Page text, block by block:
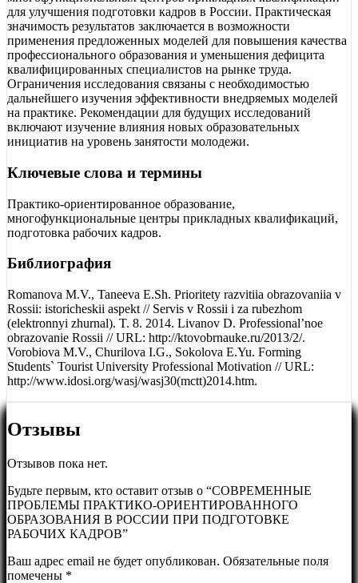
для улучшения подготовки кадров в России. Практическая
значимость результатов заключается в возможности
применения предложенных моделей для повышения качества
профессионального образования и уменьшения дефицита
квалифицированных специалистов на рынке труда.
Ограничения исследования связаны с необходимостью
дальнейшего изучения эффективности внедряемых моделей
на практике. Рекомендации для будущих исследований
включают изучение влияния новых образовательных
инициатив на уровень занятости молодежи.
Ключевые слова и термины
Практико-ориентированное образование,
многофункциональные центры прикладных квалификаций,
подготовка рабочих кадров.
Библиография
Romanova M.V., Taneeva E.Sh. Prioritety razvitiia obrazovaniia v
Rossii: istoricheskii aspekt // Servis v Rossii i za rubezhom
(elektronnyi zhurnal). T. 8. 2014. Livanov D. Professional’noe
obrazovanie Rossii // URL: http://ktovobrnauke.ru/2013/2/.
Vorobiova M.V., Churilova I.G., Sokolova E.Yu. Forming
Students` Tourist University Professional Motivation // URL:
http://www.idosi.org/wasj/wasj30(mctt)2014.htm.
Отзывы
Отзывов пока нет.
Будьте первым, кто оставит отзыв о “СОВРЕМЕННЫЕ
ПРОБЛЕМЫ ПРАКТИКО-ОРИЕНТИРОВАННОГО
ОБРАЗОВАНИЯ В РОССИИ ПРИ ПОДГОТОВКЕ
РАБОЧИХ КАДРОВ”
Ваш адрес email не будет опубликован. Обязательные поля
помечены *